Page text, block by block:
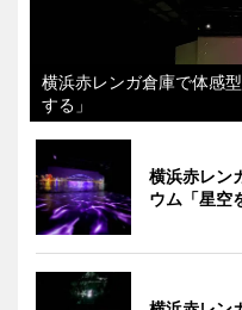
横浜赤レンガ倉庫で体感
する」
横浜赤レン
ウム「星空